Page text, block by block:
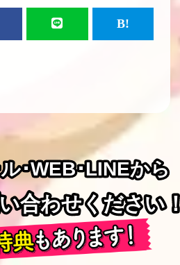
･WEB･LINEから
･WEB･LINEから
合わせください
合わせください